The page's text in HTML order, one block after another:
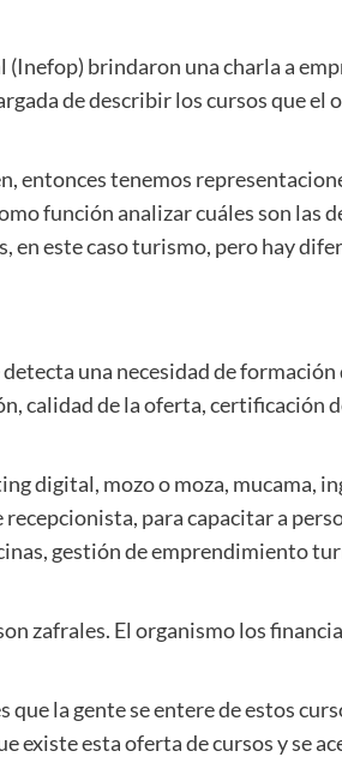
brindaron una charla a
de describir los cursos que el
entonces tenemos
función analizar cuáles son las
este caso turismo, pero hay
una necesidad de
calidad de la oferta, certificación
digital, mozo o moza, mucama,
para capacitar a
gestión de emprendimiento
zafrales. El organismo los
la gente se entere de estos
esta oferta de cursos y se